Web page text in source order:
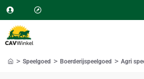
Speelgoed Boerderijspeelgoed Agri